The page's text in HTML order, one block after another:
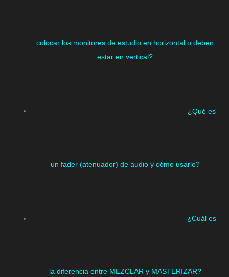
colocar los monitores de estudio en horizontal o deben
estar en vertical?
¿Qué es
un fader (atenuador) de audio y cómo usarlo?
¿Cuál es
la diferencia entre MEZCLAR y MASTERIZAR?